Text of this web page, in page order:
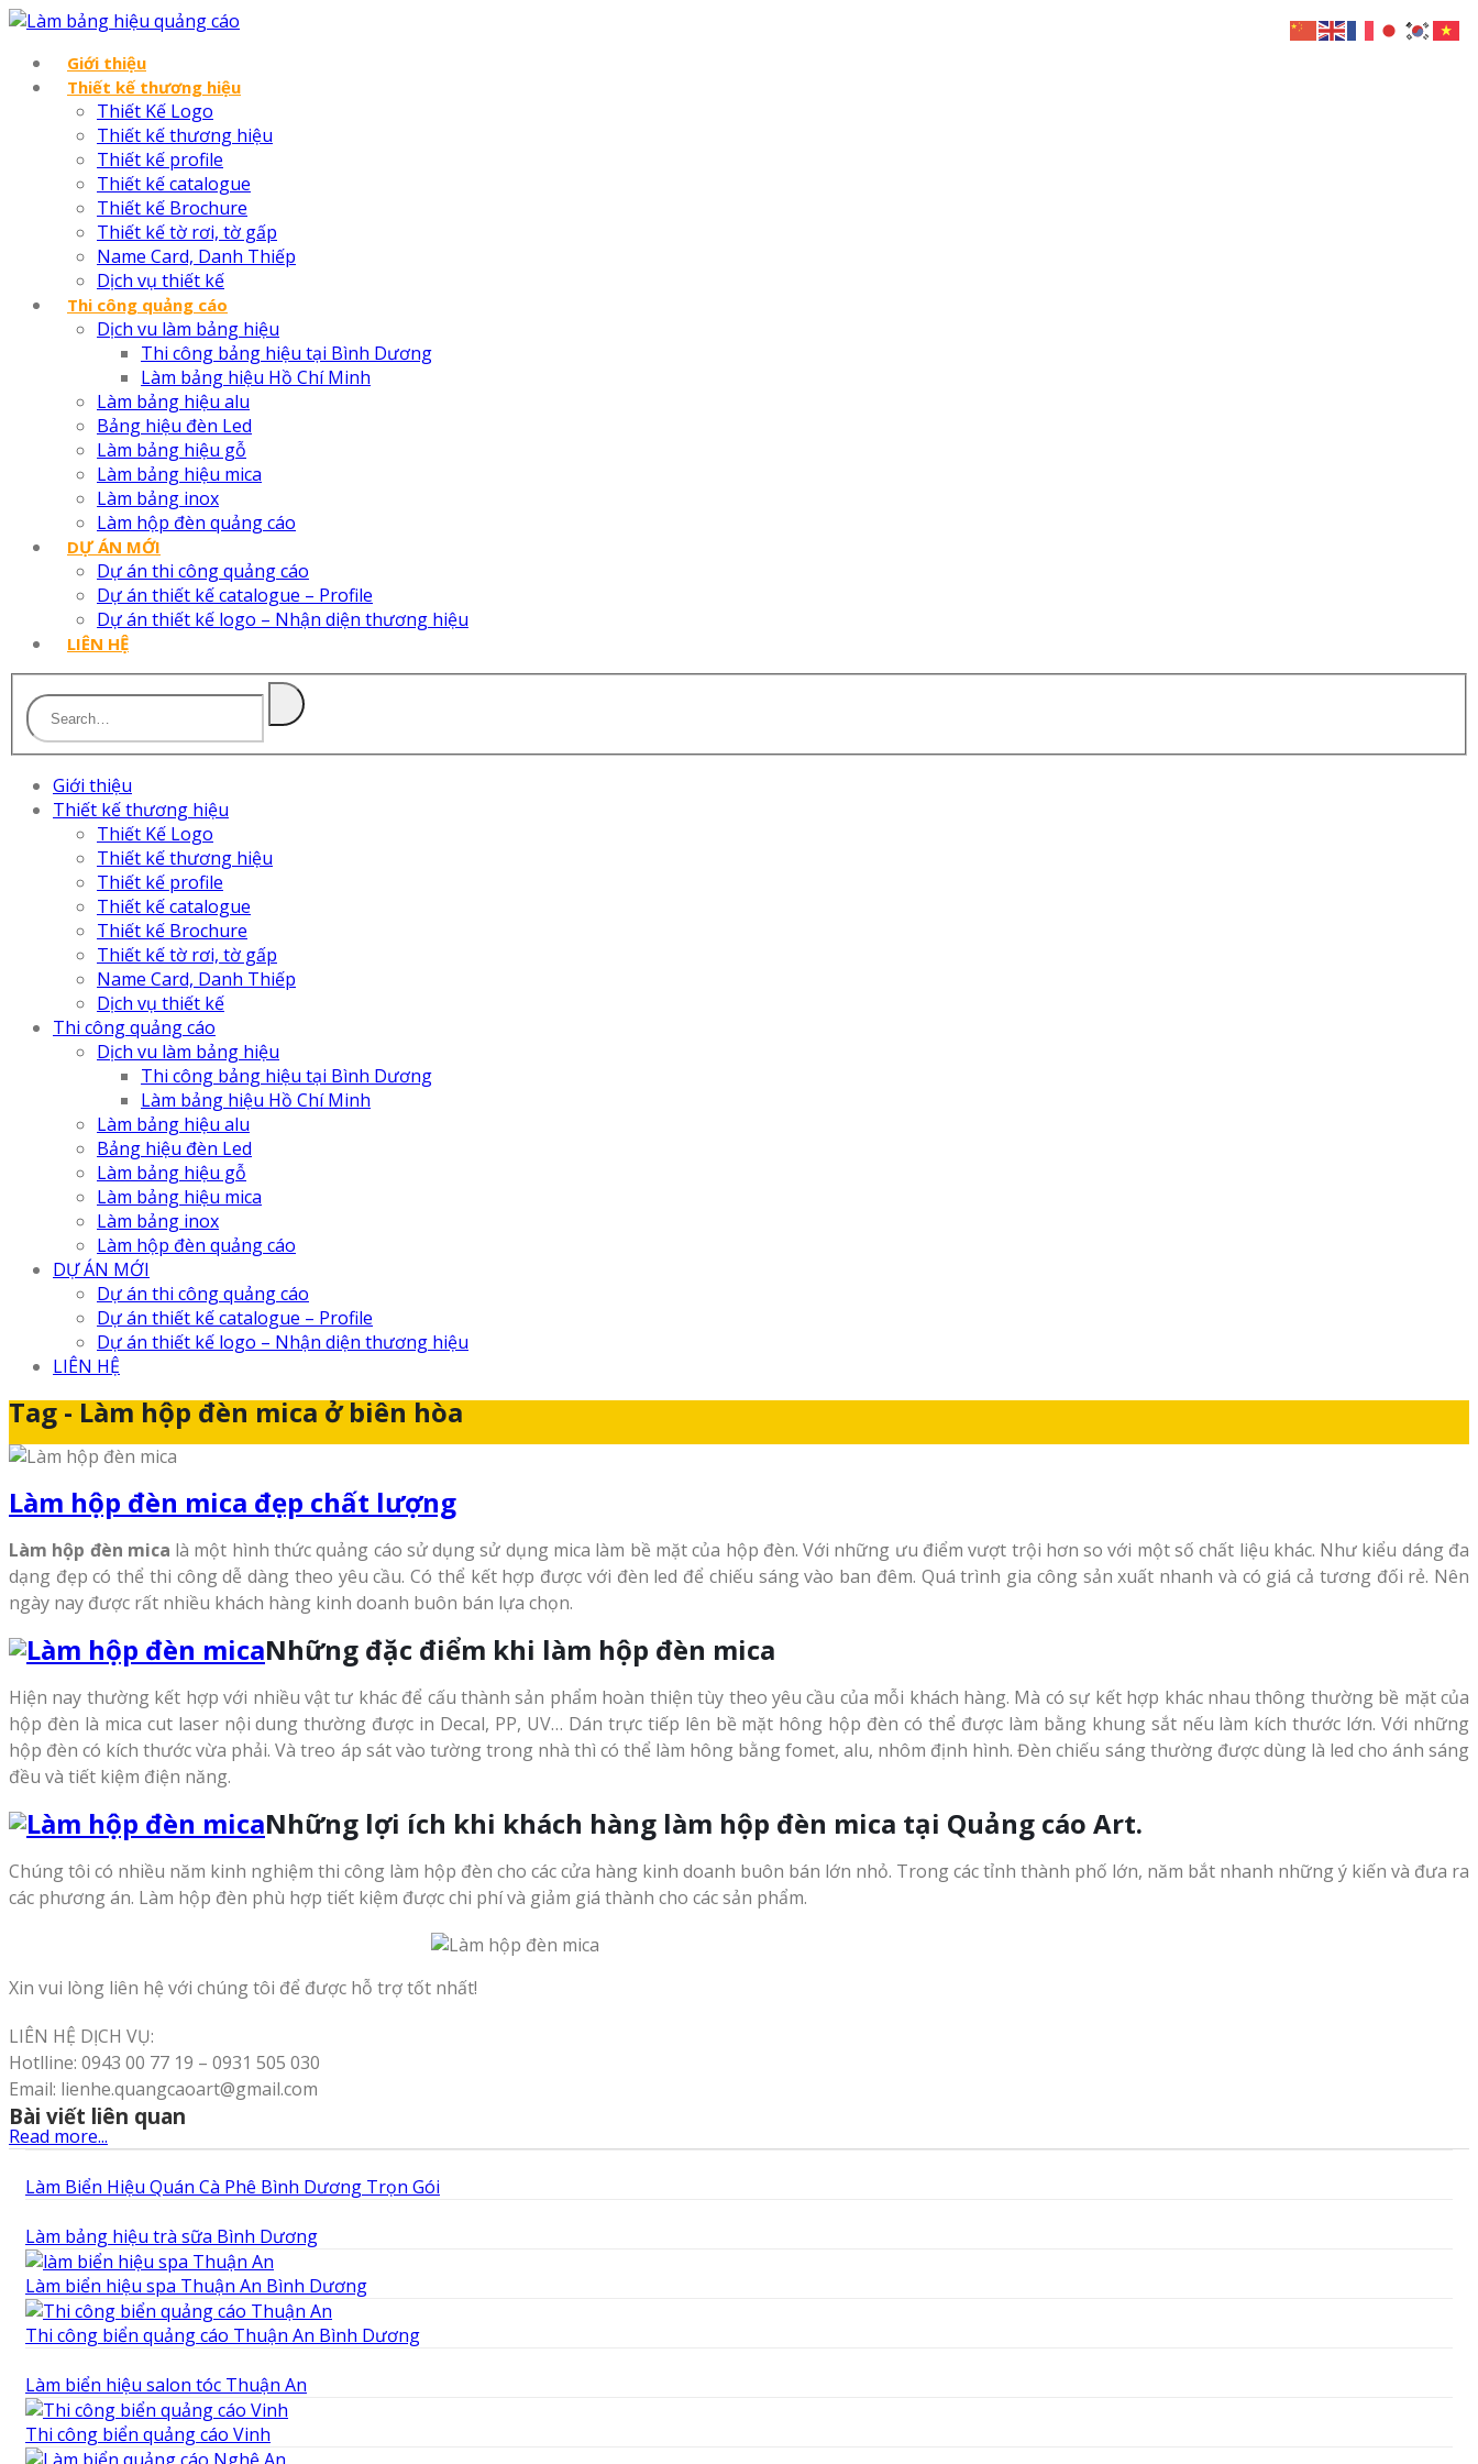
Giới thiệu
Thiết kế thương hiệu
Thiết Kế Logo
Thiết kế thương hiệu
Thiết kế profile
Thiết kế catalogue
Thiết kế Brochure
Thiết kế tờ rơi, tờ gấp
Name Card, Danh Thiếp
Dịch vụ thiết kế
Thi công quảng cáo
Dịch vu làm bảng hiệu
Thi công bảng hiệu tại Bình Dương
Làm bảng hiệu Hồ Chí Minh
Làm bảng hiệu alu
Bảng hiệu đèn Led
Làm bảng hiệu gỗ
Làm bảng hiệu mica
Làm bảng inox
Làm hộp đèn quảng cáo
DỰ ÁN MỚI
Dự án thi công quảng cáo
Dự án thiết kế catalogue – Profile
Dự án thiết kế logo – Nhận diện thương hiệu
LIÊN HỆ
Giới thiệu
Thiết kế thương hiệu
Thiết Kế Logo
Thiết kế thương hiệu
Thiết kế profile
Thiết kế catalogue
Thiết kế Brochure
Thiết kế tờ rơi, tờ gấp
Name Card, Danh Thiếp
Dịch vụ thiết kế
Thi công quảng cáo
Dịch vu làm bảng hiệu
Thi công bảng hiệu tại Bình Dương
Làm bảng hiệu Hồ Chí Minh
Làm bảng hiệu alu
Bảng hiệu đèn Led
Làm bảng hiệu gỗ
Làm bảng hiệu mica
Làm bảng inox
Làm hộp đèn quảng cáo
DỰ ÁN MỚI
Dự án thi công quảng cáo
Dự án thiết kế catalogue – Profile
Dự án thiết kế logo – Nhận diện thương hiệu
LIÊN HỆ
Tag - Làm hộp đèn mica ở biên hòa
Làm hộp đèn mica đẹp chất lượng
Làm hộp đèn mica là một hình thức quảng cáo sử dụng sử dụng mica làm bề mặt của hộp đèn. Với những ưu điểm vượt trội hơn so với một số chất liệu khác. Như kiểu dáng đa
dạng đẹp có thể thi công dễ dàng theo yêu cầu. Có thể kết hợp được với đèn led để chiếu sáng vào ban đêm. Quá trình gia công sản xuất nhanh và có giá cả tương đối rẻ. Nên
ngày nay được rất nhiều khách hàng kinh doanh buôn bán lựa chọn.
Những đặc điểm khi làm hộp đèn mica
Hiện nay thường kết hợp với nhiều vật tư khác để cấu thành sản phẩm hoàn thiện tùy theo yêu cầu của mỗi khách hàng. Mà có sự kết hợp khác nhau thông thường bề mặt của
hộp đèn là mica cut laser nội dung thường được in Decal, PP, UV… Dán trực tiếp lên bề mặt hông hộp đèn có thể được làm bằng khung sắt nếu làm kích thước lớn. Với những
hộp đèn có kích thước vừa phải. Và treo áp sát vào tường trong nhà thì có thể làm hông bằng fomet, alu, nhôm định hình. Đèn chiếu sáng thường được dùng là led cho ánh sáng
đều và tiết kiệm điện năng.
Những lợi ích khi khách hàng làm hộp đèn mica tại Quảng cáo Art.
Chúng tôi có nhiều năm kinh nghiệm thi công làm hộp đèn cho các cửa hàng kinh doanh buôn bán lớn nhỏ. Trong các tỉnh thành phố lớn, năm bắt nhanh những ý kiến và đưa ra
các phương án. Làm hộp đèn phù hợp tiết kiệm được chi phí và giảm giá thành cho các sản phẩm.
Xin vui lòng liên hệ với chúng tôi để được hỗ trợ tốt nhất!
LIÊN HỆ DỊCH VỤ:
Hotlline: 0943 00 77 19 – 0931 505 030
Email: lienhe.quangcaoart@gmail.com
Read more...
Bài viết liên quan
Làm Biển Hiệu Quán Cà Phê Bình Dương Trọn Gói
Làm bảng hiệu trà sữa Bình Dương
Làm biển hiệu spa Thuận An Bình Dương
Thi công biển quảng cáo Thuận An Bình Dương
Làm biển hiệu salon tóc Thuận An
Thi công biển quảng cáo Vinh